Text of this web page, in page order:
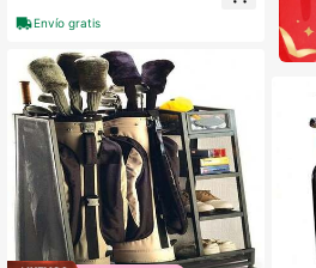
Envío gratis